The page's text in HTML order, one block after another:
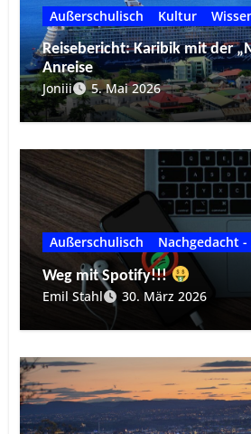
Außerschulisch Kultur
Reisebericht: Karibik mit der
Anreise
Joniii
5. Mai 2026
Außerschulisch Nachgedacht
Weg mit Spotify!!!
Emil Stahl
30. März 2026